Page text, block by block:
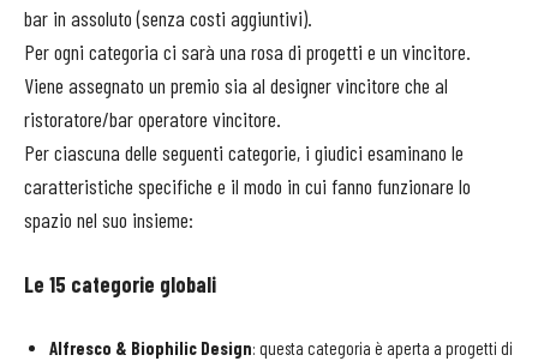
bar in assoluto (senza costi aggiuntivi).
Per ogni categoria ci sarà una rosa di progetti e un vincitore.
Viene assegnato un premio sia al designer vincitore che al
ristoratore/bar operatore vincitore.
Per ciascuna delle seguenti categorie, i giudici esaminano le
caratteristiche specifiche e il modo in cui fanno funzionare lo
spazio nel suo insieme:
Le 15 categorie globali
Alfresco & Biophilic Design: questa categoria è aperta a progetti di